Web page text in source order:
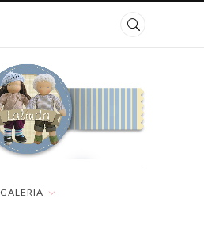
GALERIA